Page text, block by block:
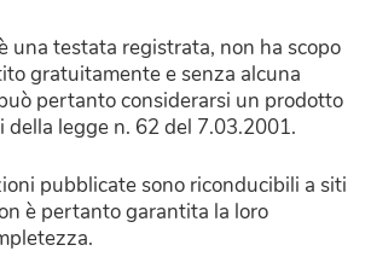
una testata registrata, non ha scopo
gratuitamente e senza alcuna
pertanto considerarsi un prodotto
della legge n. 62 del 7.03.2001.
pubblicate sono riconducibili a siti
è pertanto garantita la loro